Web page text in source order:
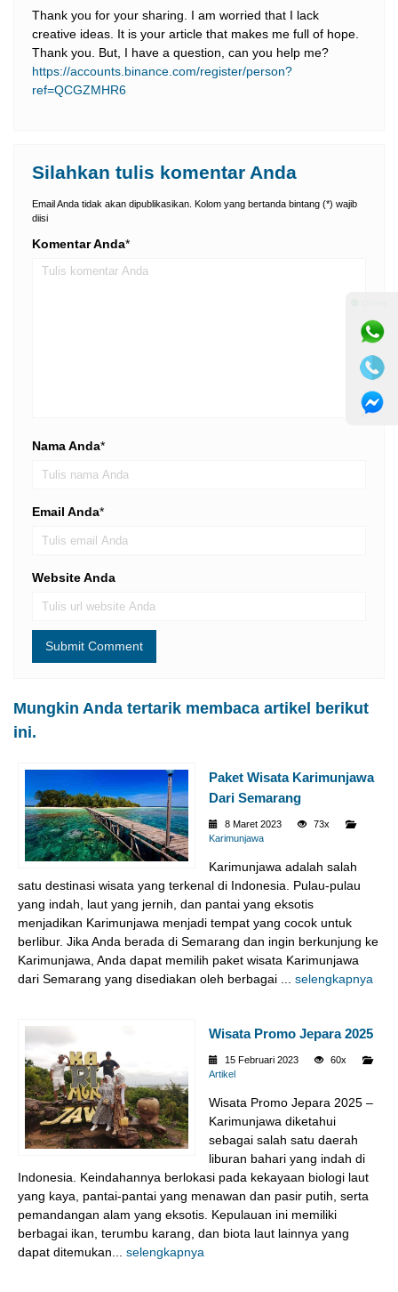
Thank you for your sharing. I am worried that I lack
creative ideas. It is your article that makes me full of hope.
Thank you. But, I have a question, can you help me?
https://accounts.binance.com/register/person?
ref=QCGZMHR6
Silahkan tulis komentar Anda
Email Anda tidak akan dipublikasikan. Kolom yang bertanda bintang (*) wajib
diisi
Komentar Anda*
Nama Anda*
Email Anda*
Website Anda
Mungkin Anda tertarik membaca artikel berikut
ini.
Paket Wisata Karimunjawa
Dari Semarang
8 Maret 2023
73x
Karimunjawa
Karimunjawa adalah salah
satu destinasi wisata yang terkenal di Indonesia. Pulau-pulau
yang indah, laut yang jernih, dan pantai yang eksotis
menjadikan Karimunjawa menjadi tempat yang cocok untuk
berlibur. Jika Anda berada di Semarang dan ingin berkunjung ke
Karimunjawa, Anda dapat memilih paket wisata Karimunjawa
dari Semarang yang disediakan oleh berbagai ... selengkapnya
Wisata Promo Jepara 2025
15 Februari 2023
60x
Artikel
Wisata Promo Jepara 2025 –
Karimunjawa diketahui
sebagai salah satu daerah
liburan bahari yang indah di
Indonesia. Keindahannya berlokasi pada kekayaan biologi laut
yang kaya, pantai-pantai yang menawan dan pasir putih, serta
pemandangan alam yang eksotis. Kepulauan ini memiliki
berbagai ikan, terumbu karang, dan biota laut lainnya yang
dapat ditemukan... selengkapnya